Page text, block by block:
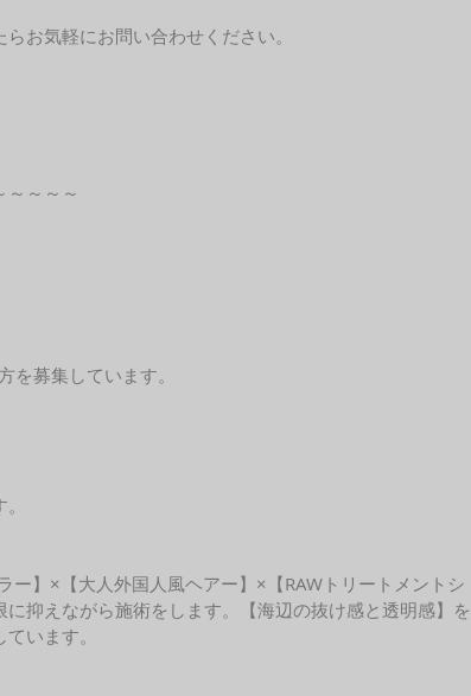
お気軽にお問い合わせください。
～～～～
を募集しています。
ー】×【大人外国人風ヘアー】×【RAWトリートメントシ
抑えながら施術をします。【海辺の抜け感と透明感】を
います。